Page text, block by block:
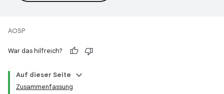
AOSP
War das hilfreich?
Auf dieser Seite
Zusammenfassung